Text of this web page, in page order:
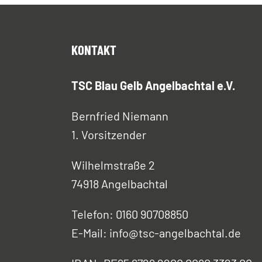
KONTAKT
TSC Blau Gelb Angelbachtal e.V.
Bernfried Niemann
1. Vorsitzender
Wilhelmstraße 2
74918 Angelbachtal
Telefon: 0160 90708850
E-Mail: info@tsc-angelbachtal.de